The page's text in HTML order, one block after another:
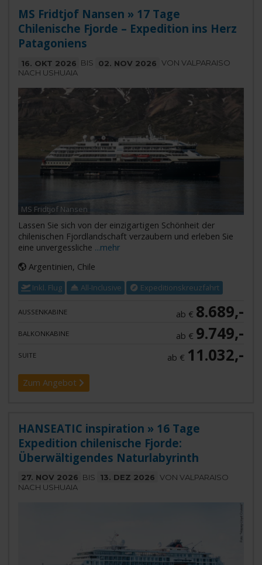
MS Fridtjof Nansen » 17 Tage
Chilenische Fjorde – Expedition ins Herz
Patagoniens
16. OKT 2026 BIS 02. NOV 2026 VON VALPARAISO
NACH USHUAIA
MS Fridtjof Nansen
Lassen Sie sich von der einzigartigen Schönheit der
chilenischen Fjordlandschaft verzaubern und erleben Sie
eine unvergessliche ...mehr
Argentinien, Chile
Inkl. Flug All-Inclusive Expeditionskreuzfahrt
AUSSENKABINE ab € 8.689,-
BALKONKABINE ab € 9.749,-
SUITE ab € 11.032,-
Zum Angebot
HANSEATIC inspiration » 16 Tage
Expedition chilenische Fjorde:
Überwältigendes Naturlabyrinth
27. NOV 2026 BIS 13. DEZ 2026 VON VALPARAISO
NACH USHUAIA